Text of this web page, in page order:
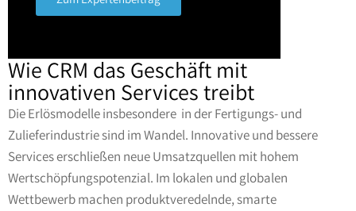
Wie CRM das Geschäft mit
innovativen Services treibt
Die Erlösmodelle insbesondere in der Fertigungs- und
Zulieferindustrie sind im Wandel. Innovative und bessere
Services erschließen neue Umsatzquellen mit hohem
Wertschöpfungspotenzial. Im lokalen und globalen
Wettbewerb machen produktveredelnde, smarte